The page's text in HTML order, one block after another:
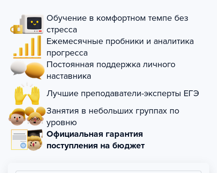
Обучение в комфортном темпе без
стресса
Ежемесячные пробники и аналитика
прогресса
Постоянная поддержка личного
наставника
Лучшие преподаватели-эксперты ЕГЭ
Занятия в небольших группах по
уровню
Официальная гарантия
поступления на бюджет